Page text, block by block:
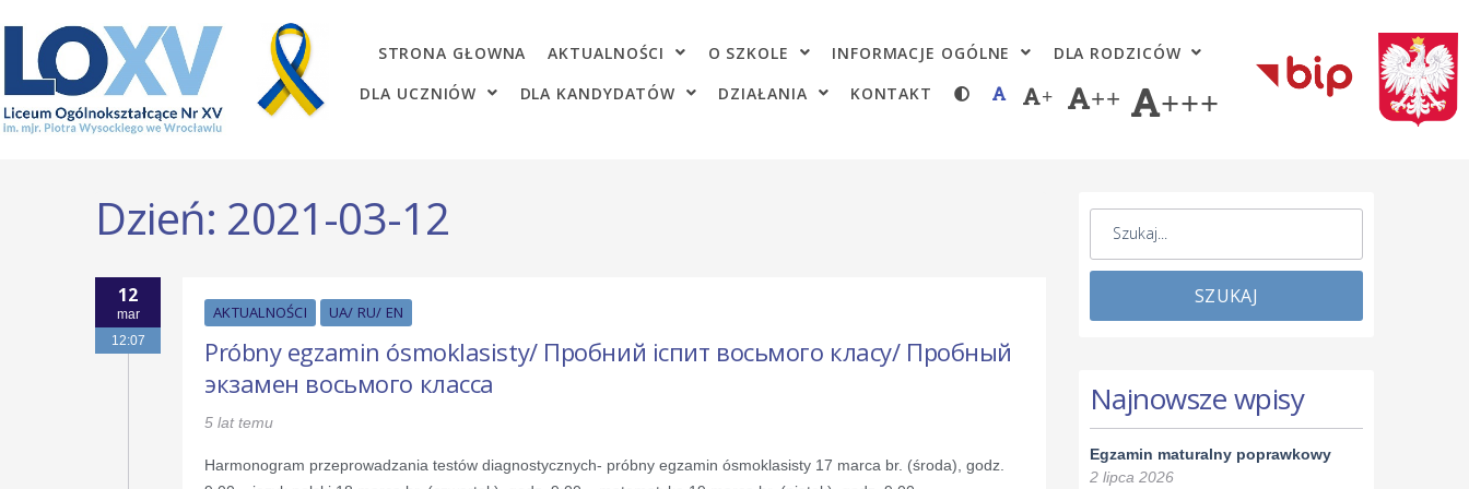
STRONA GŁOWNA AKTUALNOŚCI O SZKOLE INFORMACJE OGÓLNE
DLA RODZICÓW
DLA UCZNIÓW
DLA KANDYDATÓW DZIAŁANIA KONTAKT + ++ +++
Dzień: 2021-03-12
12
mar
12:07
AKTUALNOŚCI UA/ RU/ EN
Próbny egzamin ósmoklasisty/ Пробний іспит восьмого класу/ Пробный
экзамен восьмого класса
5 lat temu
Harmonogram przeprowadzania testów diagnostycznych- próbny egzamin ósmoklasisty 17 marca br. (środa), godz.
SZUKAJ
Najnowsze wpisy
Egzamin maturalny poprawkowy
2 lipca 2026